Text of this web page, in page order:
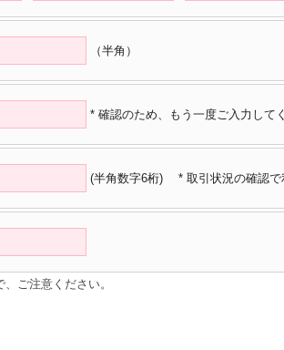
（半角）
* 確認のため、もう一度ご入力して
(半角数字6桁) * 取引状況の確認で
ご注意ください。